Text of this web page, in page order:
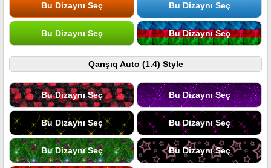
Bu Dizaynı Seç Bu Dizaynı Seç
Bu Dizaynı Seç Bu Dizaynı Seç
Qarışıq Auto (1.4) Style
Bu Dizaynı Seç Bu Dizaynı Seç
Bu Dizaynı Seç Bu Dizaynı Seç
Bu Dizaynı Seç Bu Dizaynı Seç